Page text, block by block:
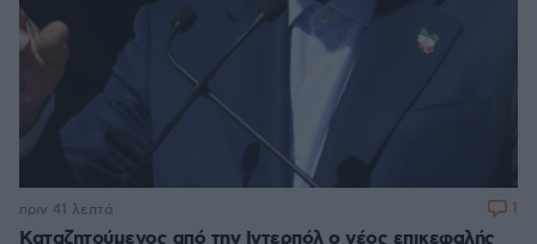
Καταζητούμενος από την Ιντερπόλ ο νέος επικεφαλής
πριν 41 λεπτά 1